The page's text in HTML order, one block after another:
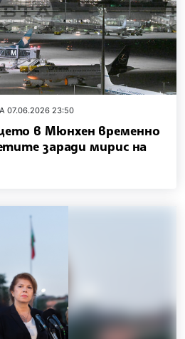
07.06.2026 23:50
в Мюнхен временно
заради мирис на